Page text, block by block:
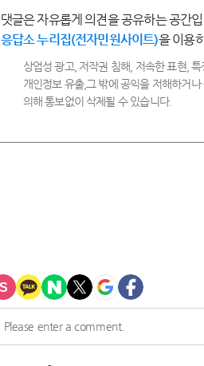
만
족
댓글은 자유롭게 의견을 공유하는 공간
응답소 누리집(전자민원사이트)을 이용
상업성 광고, 저작권 침해, 저속한 표현,
개인정보 유출,그 밖에 공익을 저해하거
의해 통보없이 삭제될 수 있습니다.